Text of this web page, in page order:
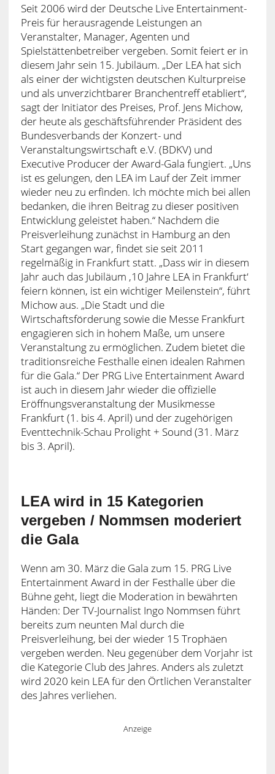
Seit 2006 wird der Deutsche Live Entertainment-
Preis für herausragende Leistungen an
Veranstalter, Manager, Agenten und
Spielstättenbetreiber vergeben. Somit feiert er in
diesem Jahr sein 15. Jubiläum. „Der LEA hat sich
als einer der wichtigsten deutschen Kulturpreise
und als unverzichtbarer Branchentreff etabliert“,
sagt der Initiator des Preises, Prof. Jens Michow,
der heute als geschäftsführender Präsident des
Bundesverbands der Konzert- und
Veranstaltungswirtschaft e.V. (BDKV) und
Executive Producer der Award-Gala fungiert. „Uns
ist es gelungen, den LEA im Lauf der Zeit immer
wieder neu zu erfinden. Ich möchte mich bei allen
bedanken, die ihren Beitrag zu dieser positiven
Entwicklung geleistet haben.“ Nachdem die
Preisverleihung zunächst in Hamburg an den
Start gegangen war, findet sie seit 2011
regelmäßig in Frankfurt statt. „Dass wir in diesem
Jahr auch das Jubiläum ,10 Jahre LEA in Frankfurt‘
feiern können, ist ein wichtiger Meilenstein“, führt
Michow aus. „Die Stadt und die
Wirtschaftsförderung sowie die Messe Frankfurt
engagieren sich in hohem Maße, um unsere
Veranstaltung zu ermöglichen. Zudem bietet die
traditionsreiche Festhalle einen idealen Rahmen
für die Gala.“ Der PRG Live Entertainment Award
ist auch in diesem Jahr wieder die offizielle
Eröffnungsveranstaltung der Musikmesse
Frankfurt (1. bis 4. April) und der zugehörigen
Eventtechnik-Schau Prolight + Sound (31. März
bis 3. April).
LEA wird in 15 Kategorien
vergeben / Nommsen moderiert
die Gala
Wenn am 30. März die Gala zum 15. PRG Live
Entertainment Award in der Festhalle über die
Bühne geht, liegt die Moderation in bewährten
Händen: Der TV-Journalist Ingo Nommsen führt
bereits zum neunten Mal durch die
Preisverleihung, bei der wieder 15 Trophäen
vergeben werden. Neu gegenüber dem Vorjahr ist
die Kategorie Club des Jahres. Anders als zuletzt
wird 2020 kein LEA für den Örtlichen Veranstalter
des Jahres verliehen.
Anzeige